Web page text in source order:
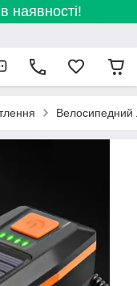
наявності!
Велосипедний